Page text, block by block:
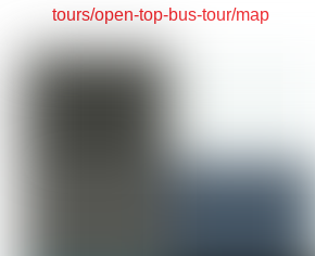
tours/open-top-bus-tour/map